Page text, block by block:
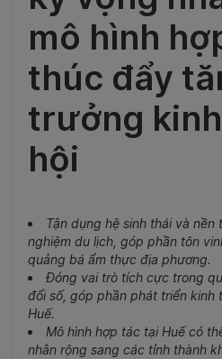
mô hình
thúc đẩy
trưởng
hội
Tận dụng hệ sinh thái và
nghiệm du lịch, góp phần tôn
quảng bá ẩm thực địa phương.
Đóng vai trò tích cực trong
đổi số, góp phần phát triển kinh
Huế.
Mô hình hợp tác tại Huế có
nhân rộng sang các tỉnh thành